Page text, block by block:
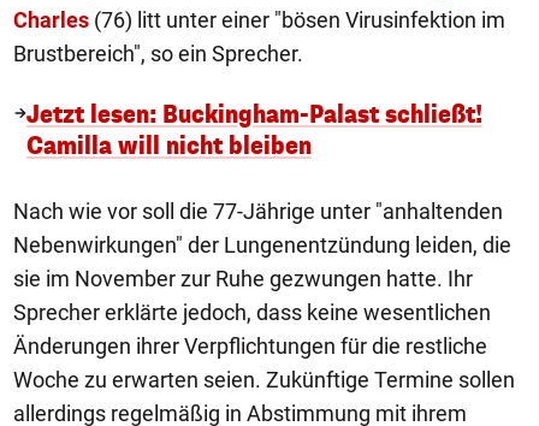
Charles (76) litt unter einer "bösen Virusinfektion im
Brustbereich", so ein Sprecher.
Jetzt lesen: Buckingham-Palast schließt!
Camilla will nicht bleiben
Nach wie vor soll die 77-Jährige unter "anhaltenden
Nebenwirkungen" der Lungenentzündung leiden, die
sie im November zur Ruhe gezwungen hatte. Ihr
Sprecher erklärte jedoch, dass keine wesentlichen
Änderungen ihrer Verpflichtungen für die restliche
Woche zu erwarten seien. Zukünftige Termine sollen
allerdings regelmäßig in Abstimmung mit ihrem